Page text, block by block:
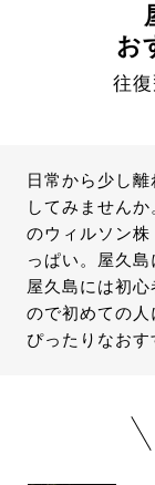
お
往
日常から少し
してみません
のウィルソン
っぱい。屋久
屋久島には初
ので初めての
ぴったりなおす